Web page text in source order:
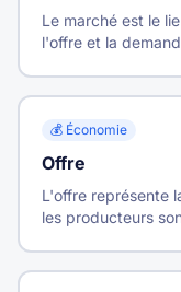
Le marché est le
l'offre et la
💰 Économie
Offre
L'offre représente
les producteurs